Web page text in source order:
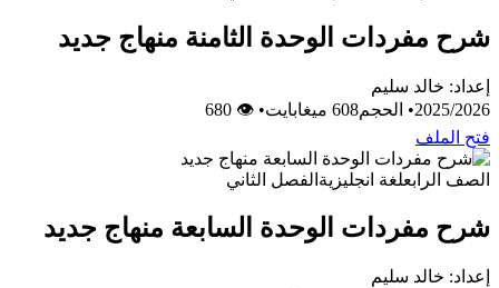
شرح مفردات الوحدة الثامنة منهاج جديد
إعداد: خالد سليم
2025/2026
•الحجم608 ميغابايت •
👁 680
فتح الملف
الصف الرابعلغة انجليزيةالفصل الثاني
شرح مفردات الوحدة السابعة منهاج جديد
إعداد: خالد سليم